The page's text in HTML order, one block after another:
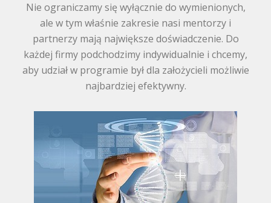
Nie ograniczamy się wyłącznie do wymienionych,
ale w tym właśnie zakresie nasi mentorzy i
partnerzy mają największe doświadczenie. Do
każdej firmy podchodzimy indywidualnie i chcemy,
aby udział w programie był dla założycieli możliwie
najbardziej efektywny.